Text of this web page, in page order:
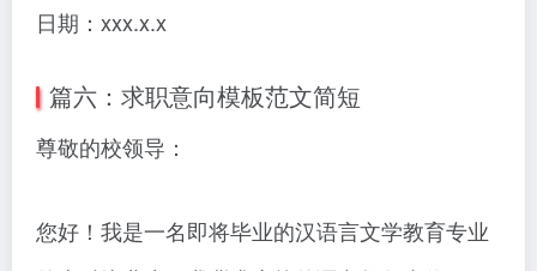
日期：xxx.x.x
篇六：求职意向模板范文简短
尊敬的校领导：
您好！我是一名即将毕业的汉语言文学教育专业